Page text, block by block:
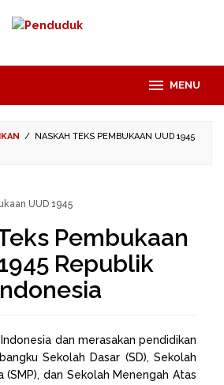
MENU
/
NASKAH TEKS PEMBUKAAN UUD 1945
Pembukaan
Republik
dan merasakan pendidikan
Sekolah Dasar (SD), Sekolah
(SMP), dan Sekolah Menengah Atas